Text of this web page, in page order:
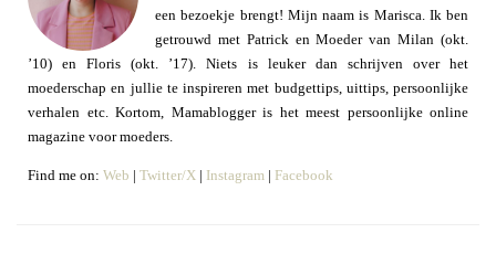
een bezoekje brengt! Mijn naam is Marisca. Ik ben
getrouwd met Patrick en Moeder van Milan (okt.
’10) en Floris (okt. ’17). Niets is leuker dan schrijven over het
moederschap en jullie te inspireren met budgettips, uittips, persoonlijke
verhalen etc. Kortom, Mamablogger is het meest persoonlijke online
magazine voor moeders.
Find me on: Web | Twitter/X | Instagram | Facebook